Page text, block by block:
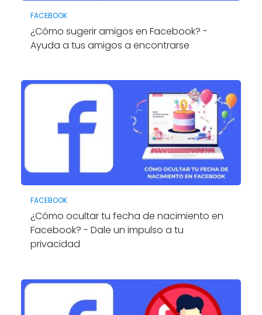
FACEBOOK
¿Cómo sugerir amigos en Facebook? -
Ayuda a tus amigos a encontrarse
FACEBOOK
¿Cómo ocultar tu fecha de nacimiento en
Facebook? - Dale un impulso a tu
privacidad